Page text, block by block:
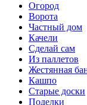
Огород
Ворота
Частный дом
Качели
Сделай сам
Из паллетов
Жестянная
Кашпо
Старые доски
Поделки